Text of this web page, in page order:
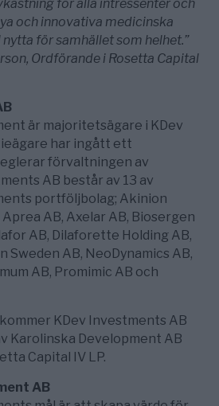
för alla intressenter och
och innovativa medicinska
för samhället som helhet.”
Ordförande i Rosetta Capital
är majoritetsägare i KDev
har ingått ett
förvaltningen av
AB består av 13 av
portföljbolag; Akinion
AB, Axelar AB, Biosergen
AB, Dilaforette Holding AB,
Sweden AB, NeoDynamics AB,
AB, Promimic AB och
KDev Investments AB
Karolinska Development AB
Capital IV LP.
AB